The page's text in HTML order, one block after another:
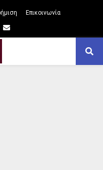
Επικοινωνία
Email